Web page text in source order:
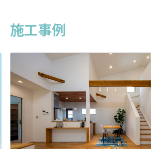
きな吹き抜け空間でおしゃれカフェのよう
な雰囲気。とても居心地の良 […]
施工事例